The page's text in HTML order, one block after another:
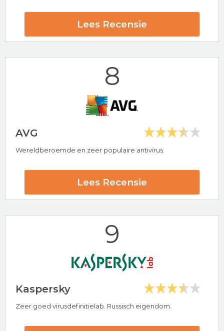
Norton BeoordelingLees Recensie
Populaire antivirus provider
Avast Beoordeling
Bezoek nu Avast
8
AVG
Wereldberoemde en zeer populaire antivirus.
Lees Recensie
9
Kaspersky
Zeer goed virusdefinitielab. Russisch eigendom.